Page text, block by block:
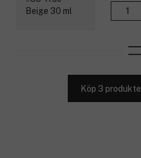
Köp 3